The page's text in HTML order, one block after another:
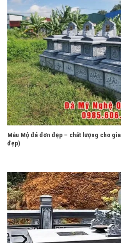
Mẫu Mộ đá đơn đẹp – chất lượng cho
đẹp)